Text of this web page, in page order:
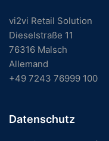
vi2vi Retail Solution
Dieselstraße 11
76316 Malsch
Allemand
+49 7243 76999 100
Datenschutz